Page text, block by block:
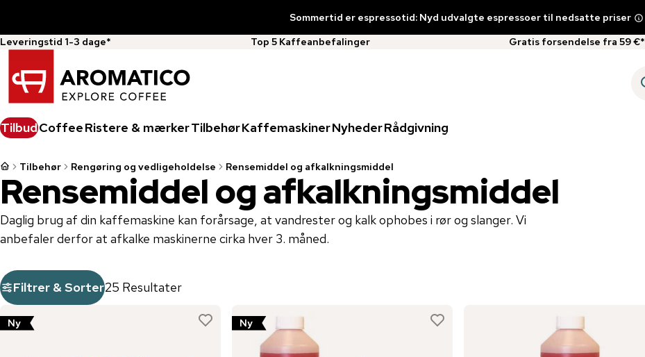
Sommertid er espressotid: Nyd udvalgte espressoer til nedsatte priser
Leveringstid 1-3 dage*
Top 5 Kaffeanbefalinger Gratis forsendelse fra 59 €*
TilbudCoffeeRistere & mærkerTilbehørKaffemaskinerNyhederRådgivning
Tilbehør Rengøring og vedligeholdelse Rensemiddel og afkalkningsmiddel
Rensemiddel og afkalkningsmiddel
Daglig brug af din kaffemaskine kan forårsage, at vandrester og kalk ophobes i rør og slanger. Vi
anbefaler derfor at afkalke maskinerne cirka hver 3. måned.
Filtrer & Sorter25 Resultater
Ny Ny